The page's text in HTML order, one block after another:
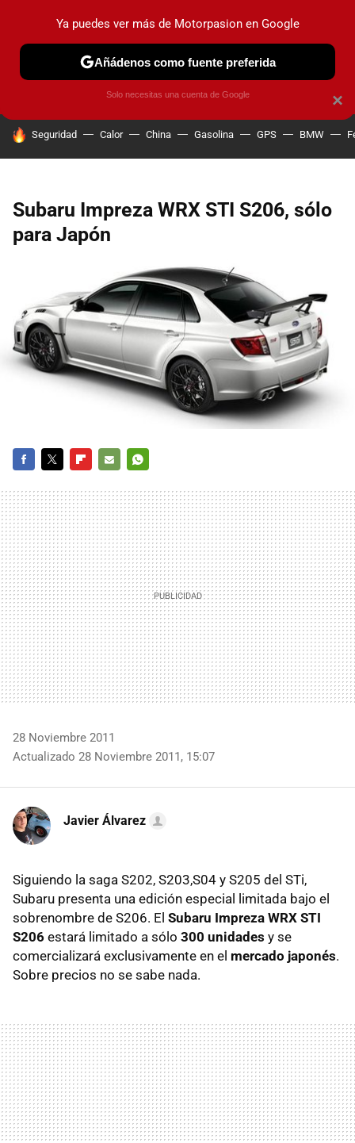
PRUEBAS COCHES ELÉCTRICOS OBSERVATORIO
HOY SE HABLA DE
Seguridad Calor China Gasolina GPS BMW
Subaru Impreza WRX STI S206, sólo
para Japón
MAIL
28 Noviembre 2011
Actualizado 28 Noviembre 2011, 15:07
Javier Álvarez
Siguiendo la saga S202, S203,S04 y S205 del STi,
Subaru presenta una edición especial limitada bajo el
sobrenombre de S206. El Subaru Impreza WRX STI
S206 estará limitado a sólo 300 unidades y se
comercializará exclusivamente en el mercado japonés.
Sobre precios no se sabe nada.
×
Ya puedes ver más de Motorpasion en Google
Añádenos como fuente preferida
Solo necesitas una cuenta de Google